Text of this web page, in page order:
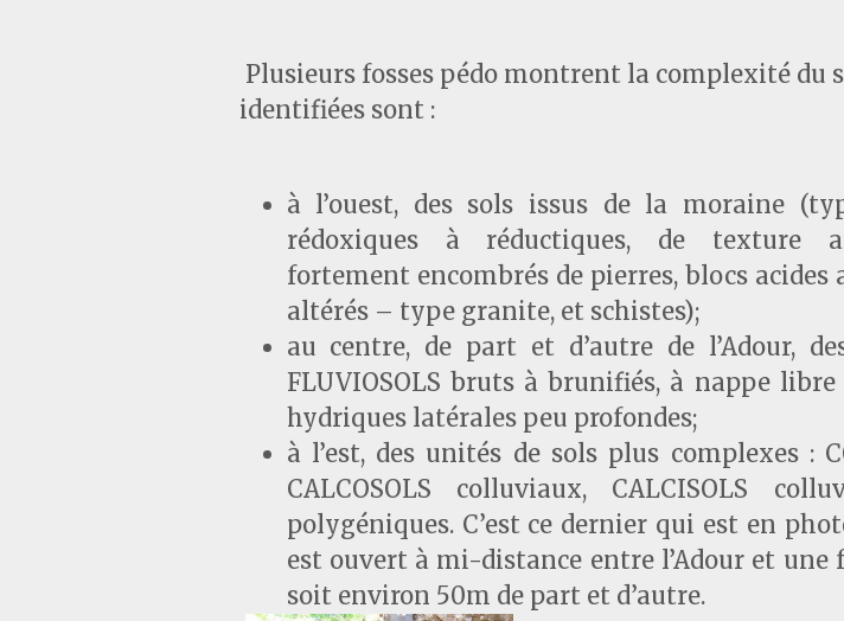
Plusieurs fosses pédo montrent la complexité du
identifiées sont :
à l’ouest, des sols issus de la moraine
rédoxiques à réductiques, de texture
fortement encombrés de pierres, blocs acides
altérés – type granite, et schistes);
au centre, de part et d’autre de l’Adour,
FLUVIOSOLS bruts à brunifiés, à nappe
hydriques latérales peu profondes;
à l’est, des unités de sols plus complexes :
CALCOSOLS colluviaux, CALCISOLS
polygéniques. C’est ce dernier qui est en
est ouvert à mi-distance entre l’Adour et une
soit environ 50m de part et d’autre.